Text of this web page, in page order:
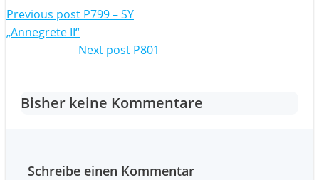
Post
navigation
Previous post P799 – SY
„Annegrete II“
navigation
Next post P801
Bisher keine Kommentare
Schreibe einen Kommentar